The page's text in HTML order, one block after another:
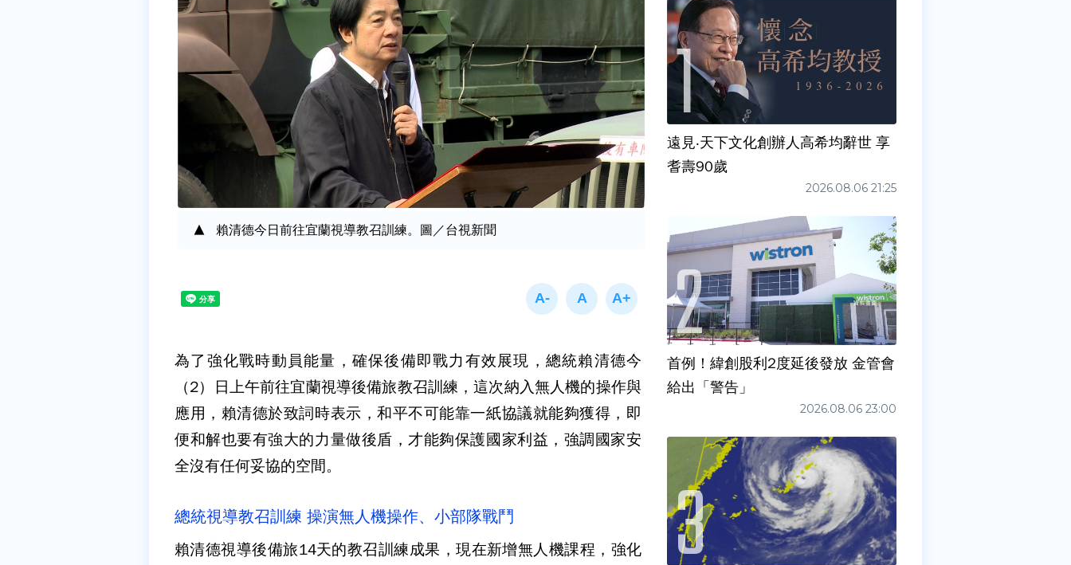
賴清德今日前往宜蘭視導教召訓練。圖／台視新聞
為了強化戰時動員能量，確保後備即戰力有效展現，總統賴清德今
（2）日上午前往宜蘭視導後備旅教召訓練，這次納入無人機的操作與
應用，賴清德於致詞時表示，和平不可能靠一紙協議就能夠獲得，即
便和解也要有強大的力量做後盾，才能夠保護國家利益，強調國家安
全沒有任何妥協的空間。
總統視導教召訓練 操演無人機操作、小部隊戰鬥
賴清德視導後備旅14天的教召訓練成果，現在新增無人機課程，強化
遠見‧天下文化創辦人高希均辭世 享
耆壽90歲
2026.08.06 21:25
首例！緯創股利2度延後發放 金管會
給出「警告」
2026.08.06 23:00